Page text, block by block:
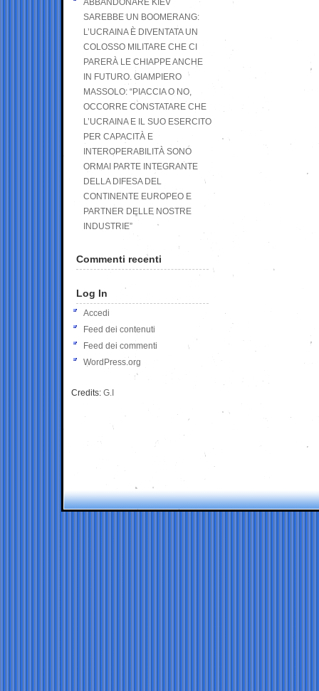
ABBANDONARE KIEV
SAREBBE UN BOOMERANG:
L’UCRAINA È DIVENTATA UN
COLOSSO MILITARE CHE CI
PARERÀ LE CHIAPPE ANCHE
IN FUTURO. GIAMPIERO
MASSOLO: “PIACCIA O NO,
OCCORRE CONSTATARE CHE
L’UCRAINA E IL SUO ESERCITO
PER CAPACITÀ E
INTEROPERABILITÀ SONO
ORMAI PARTE INTEGRANTE
DELLA DIFESA DEL
CONTINENTE EUROPEO E
PARTNER DELLE NOSTRE
INDUSTRIE”
Commenti recenti
Log In
Accedi
Feed dei contenuti
Feed dei commenti
WordPress.org
Credits: G.I